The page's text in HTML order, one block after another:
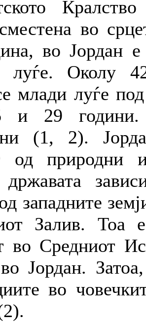
во
во Јордан
луѓе. Околу
млади луѓе
и 29 години.
(1, 2).
од природни
државата
западните
Залив. Тоа
во Средниот
Јордан.
во